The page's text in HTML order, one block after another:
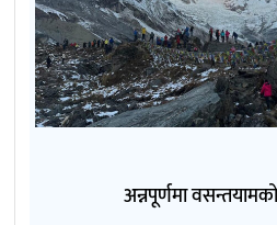
अन्नपूर्णमा